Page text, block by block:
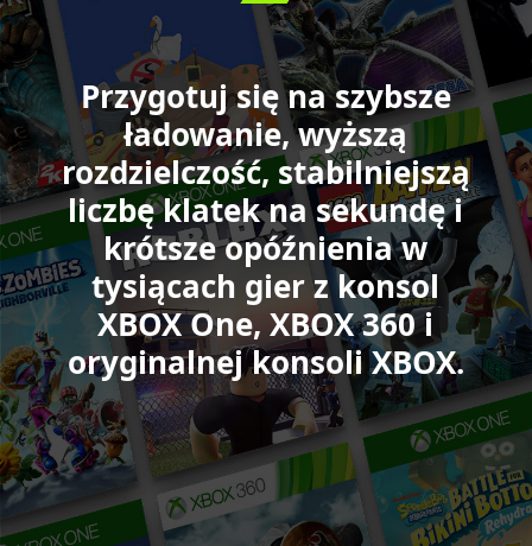
Call
of
Duty:
Black
Ops 6,
College
Football
25,
Sea
of
Thieves,
Minecraft
Legends
oraz
Forza
Motorsport
Przygotuj się na szybsze
ładowanie, wyższą
rozdzielczość, stabilniejszą
liczbę klatek na sekundę i
krótsze opóźnienia w
tysiącach gier z konsol
XBOX One, XBOX 360 i
oryginalnej konsoli XBOX.